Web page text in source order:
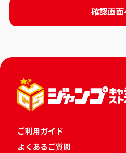
ご利用ガイド
よくあるご質問